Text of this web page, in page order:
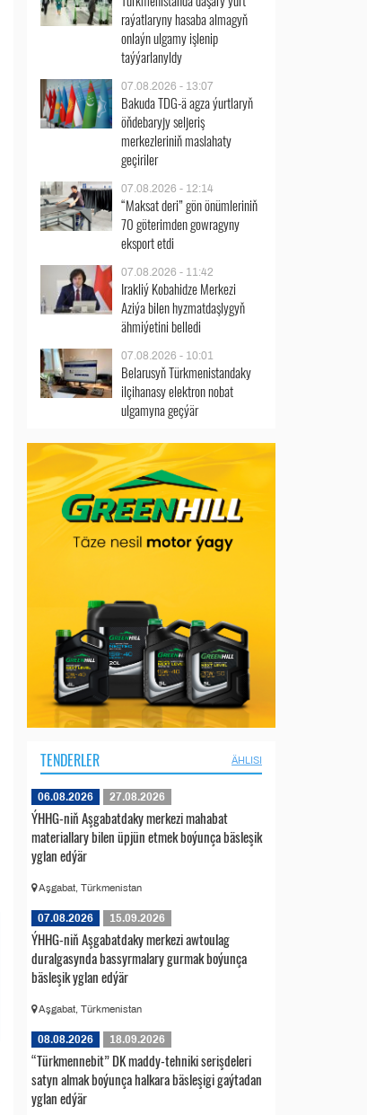
raýatlaryny hasaba almagyň
onlaýn ulgamy işlenip
taýýarlanyldy
07.08.2026 - 13:07
Bakuda TDG-ä agza ýurtlaryň
öňdebaryjy seljeriş
merkezleriniň maslahaty
geçiriler
07.08.2026 - 12:14
“Maksat deri” gön önümleriniň
70 göterimden gowragyny
eksport etdi
07.08.2026 - 11:42
Irakliý Kobahidze Merkezi
Aziýa bilen hyzmatdaşlygyň
ähmiýetini belledi
07.08.2026 - 10:01
Belarusyň Türkmenistandaky
ilçihanasy elektron nobat
ulgamyna geçýär
TENDERLER ÄHLISI
06.08.2026 27.08.2026
ÝHHG-niň Aşgabatdaky merkezi mahabat
materiallary bilen üpjün etmek boýunça bäsleşik
yglan edýär
Aşgabat, Türkmenistan
07.08.2026 15.09.2026
ÝHHG-niň Aşgabatdaky merkezi awtoulag
duralgasynda bassyrmalary gurmak boýunça
bäsleşik yglan edýär
Aşgabat, Türkmenistan
08.08.2026 18.09.2026
“Türkmennebit” DK maddy-tehniki serişdeleri
satyn almak boýunça halkara bäsleşigi gaýtadan
yglan edýär